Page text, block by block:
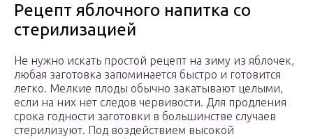
Рецепт яблочного напитка со
стерилизацией
Не нужно искать простой рецепт на зиму из яблочек,
любая заготовка запоминается быстро и готовится
легко. Мелкие плоды обычно закатывают целыми,
если на них нет следов червивости. Для продления
срока годности заготовки в большинстве случаев
стерилизуют. Под воздействием высокой